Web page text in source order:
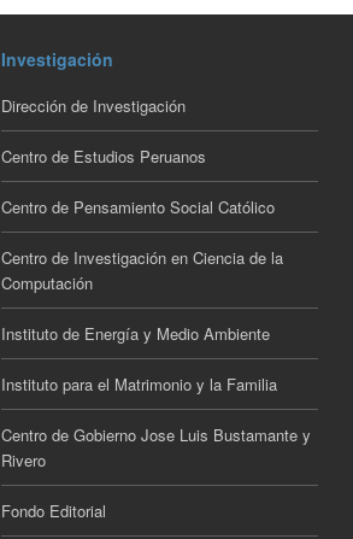
Investigación
Dirección de Investigación
Centro de Estudios Peruanos
Centro de Pensamiento Social Católico
Centro de Investigación en Ciencia de la
Computación
Instituto de Energía y Medio Ambiente
Instituto para el Matrimonio y la Familia
Centro de Gobierno Jose Luis Bustamante y
Rivero
Fondo Editorial